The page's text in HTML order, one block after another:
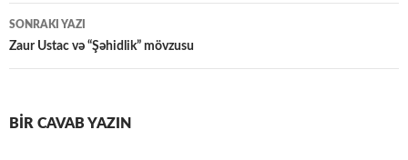
naviqasiya
SONRAKI YAZI
Zaur Ustac və “Şəhidlik” mövzusu
BIR CAVAB YAZIN